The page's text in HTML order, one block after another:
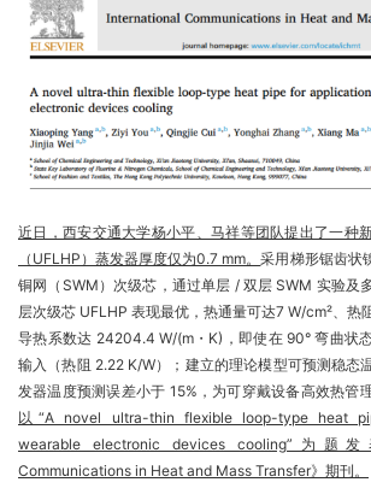
近日，西安交通大学杨小平、马祥等团队提出了一种
（UFLHP）蒸发器厚度仅为0.7 mm。采用梯形锯齿状
铜网（SWM）次级芯，通过单层 / 双层 SWM 实验及
层次级芯 UFLHP 表现最优，热通量可达7 W/cm²、热
导热系数达 24204.4 W/(m・K)，即使在 90° 弯曲状
输入（热阻 2.22 K/W）；建立的理论模型可预测稳态
发器温度预测误差小于 15%，为可穿戴设备高效热管
以“A novel ultra-thin flexible loop-type heat
wearable electronic devices cooling”为题
Communications in Heat and Mass Transfer》期刊。